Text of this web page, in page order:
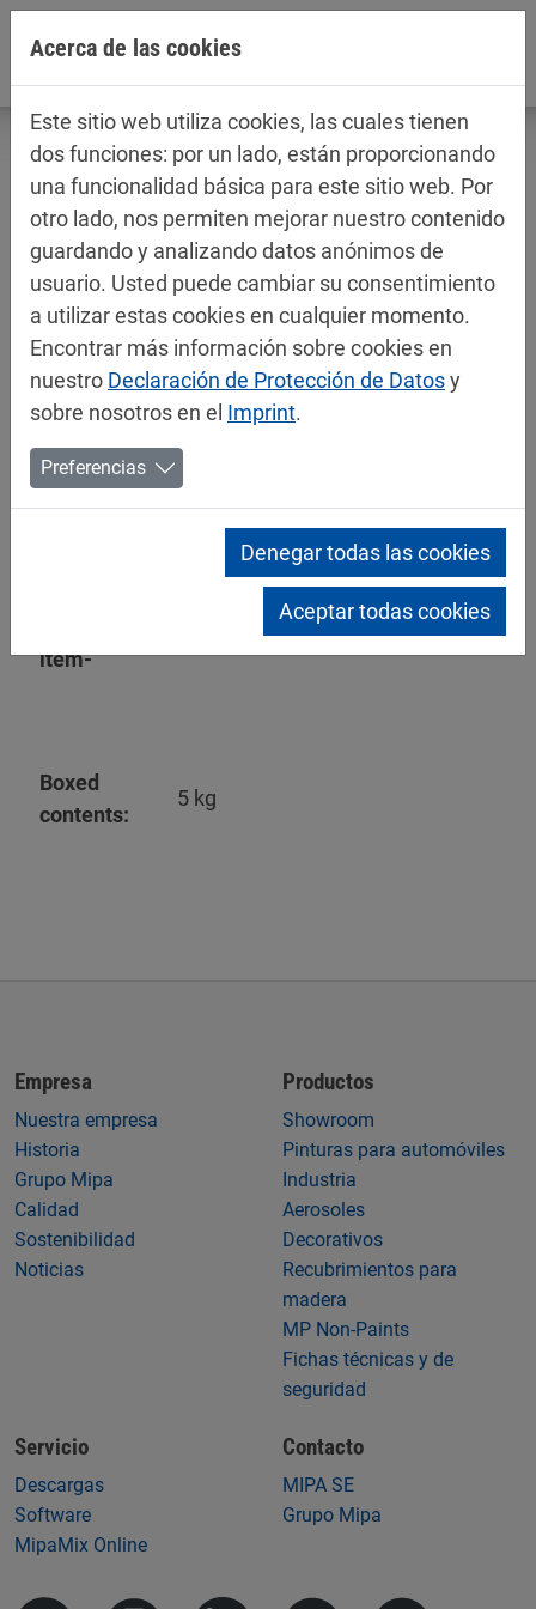
Jump directly to main navigation
Jump directly to content
Fichas técnicas / fichas de datos de
seguridad
Industria
item-
Boxed
contents:
5 kg
»SDS201 KB
»
Empresa
Nuestra empresa
Historia
Grupo Mipa
Calidad
Sostenibilidad
Noticias
Productos
Showroom
Pinturas para automóviles
Industria
Aerosoles
Decorativos
Recubrimientos para
madera
MP Non-Paints
Fichas técnicas y de
seguridad
Servicio
Descargas
Software
MipaMix Online
Contacto
MIPA SE
Grupo Mipa
Acerca de las cookies
Este sitio web utiliza cookies, las cuales tienen
dos funciones: por un lado, están proporcionando
una funcionalidad básica para este sitio web. Por
otro lado, nos permiten mejorar nuestro contenido
guardando y analizando datos anónimos de
usuario. Usted puede cambiar su consentimiento
a utilizar estas cookies en cualquier momento.
Encontrar más información sobre cookies en
nuestro Declaración de Protección de Datosy
sobre nosotros en el Imprint.
Preferencias
Denegar todas las cookies
Aceptar todas cookies